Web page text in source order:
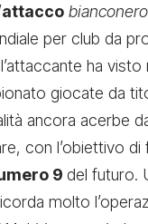
attacco bianconero
per club da
ha
giocate da
ancora acerbe
con l’obiettivo
9 del futuro.
molto